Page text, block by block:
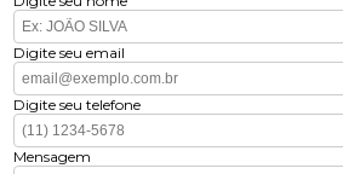
Digite seu email
Digite seu telefone
Mensagem